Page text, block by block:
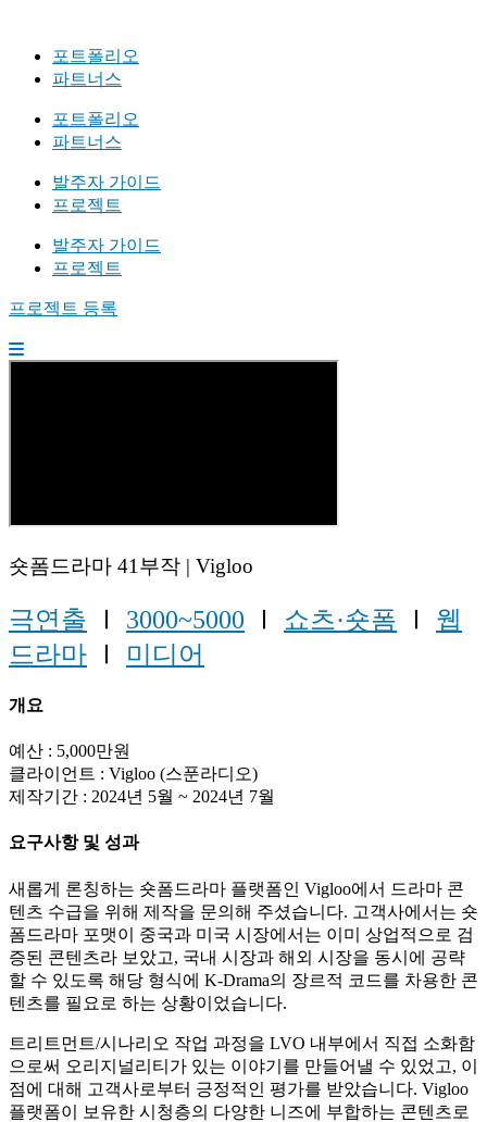
포트폴리오
파트너스
포트폴리오
파트너스
발주자 가이드
프로젝트
발주자 가이드
프로젝트
프로젝트 등록
숏폼드라마 41부작 | Vigloo
극연출 Ⅰ 3000~5000 Ⅰ 쇼츠·숏폼 Ⅰ 웹
드라마 Ⅰ 미디어
개요
예산 : 5,000만원
클라이언트 : Vigloo (스푼라디오)
제작기간 : 2024년 5월 ~ 2024년 7월
요구사항 및 성과
새롭게 론칭하는 숏폼드라마 플랫폼인 Vigloo에서 드라마 콘
텐츠 수급을 위해 제작을 문의해 주셨습니다. 고객사에서는 숏
폼드라마 포맷이 중국과 미국 시장에서는 이미 상업적으로 검
증된 콘텐츠라 보았고, 국내 시장과 해외 시장을 동시에 공략
할 수 있도록 해당 형식에 K-Drama의 장르적 코드를 차용한 콘
텐츠를 필요로 하는 상황이었습니다.
트리트먼트/시나리오 작업 과정을 LVO 내부에서 직접 소화함
으로써 오리지널리티가 있는 이야기를 만들어낼 수 있었고, 이
점에 대해 고객사로부터 긍정적인 평가를 받았습니다. Vigloo
플랫폼이 보유한 시청층의 다양한 니즈에 부합하는 콘텐츠로